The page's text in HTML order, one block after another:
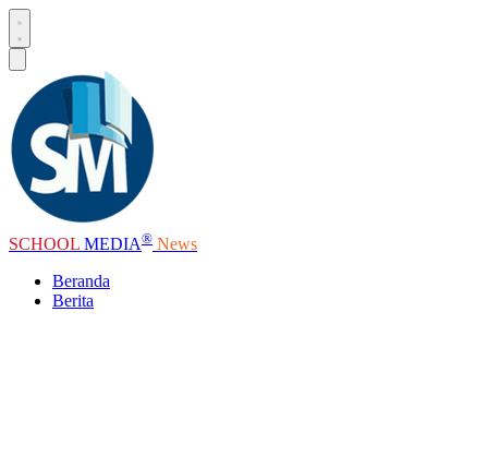
SCHOOL MEDIA® News
Beranda
Berita